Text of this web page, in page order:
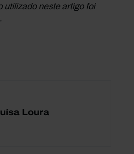
utilizado neste artigo foi
Loura